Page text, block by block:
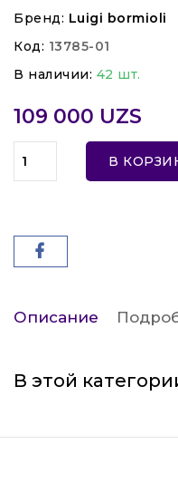
Бренд: Luigi bormioli
Код: 13785-01
В наличии: 42 шт.
109 000 UZS
В
Описание
В этой